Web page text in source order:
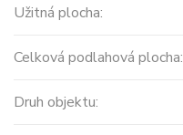
Užitná plocha:
Celková podlahová plocha:
Druh objektu: